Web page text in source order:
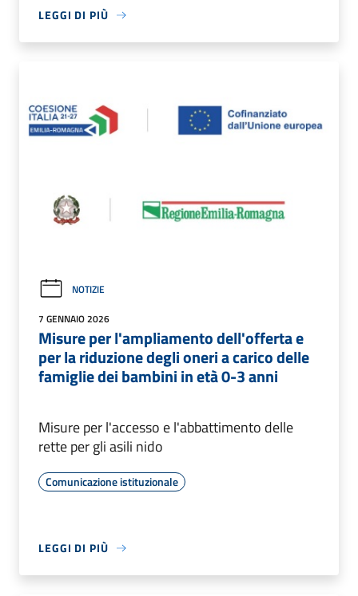
LEGGI DI PIÙ
NOTIZIE
7 GENNAIO 2026
Misure per l'ampliamento dell'offerta e
per la riduzione degli oneri a carico delle
famiglie dei bambini in età 0-3 anni
Misure per l'accesso e l'abbattimento delle
rette per gli asili nido
Comunicazione istituzionale
LEGGI DI PIÙ